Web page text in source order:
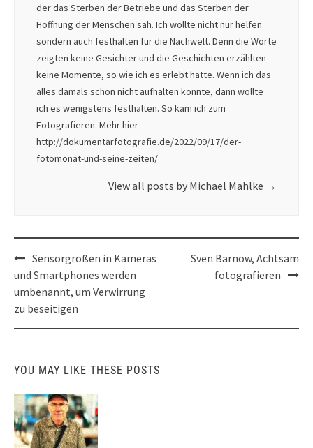
der das Sterben der Betriebe und das Sterben der
Hoffnung der Menschen sah. Ich wollte nicht nur helfen
sondern auch festhalten für die Nachwelt. Denn die Worte
zeigten keine Gesichter und die Geschichten erzählten
keine Momente, so wie ich es erlebt hatte. Wenn ich das
alles damals schon nicht aufhalten konnte, dann wollte
ich es wenigstens festhalten. So kam ich zum
Fotografieren. Mehr hier -
http://dokumentarfotografie.de/2022/09/17/der-
fotomonat-und-seine-zeiten/
View all posts by Michael Mahlke →
Post
navigation
Sensorgrößen in Kameras
und Smartphones werden
umbenannt, um Verwirrung
zu beseitigen
Sven Barnow, Achtsam
fotografieren
YOU MAY LIKE THESE POSTS